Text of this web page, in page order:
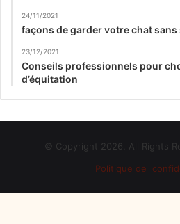
24/11/2021
façons de garder votre chat sans
23/12/2021
Conseils professionnels pour
d’équitation
© Copyright 2026, All Rights
Politique de